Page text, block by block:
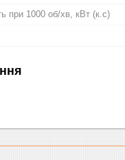
при 1000 об/хв, кВт (к.с)